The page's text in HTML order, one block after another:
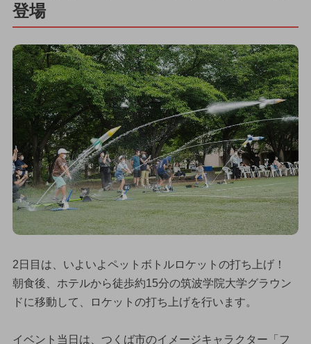
登場
2日目は、いよいよペットボトルロケットの打ち上げ！
朝食後、ホテルから徒歩約15分の筑波学院大学グラウン
ドに移動して、ロケットの打ち上げを行います。
イベント当日は、つくば市のイメージキャラクター「フ